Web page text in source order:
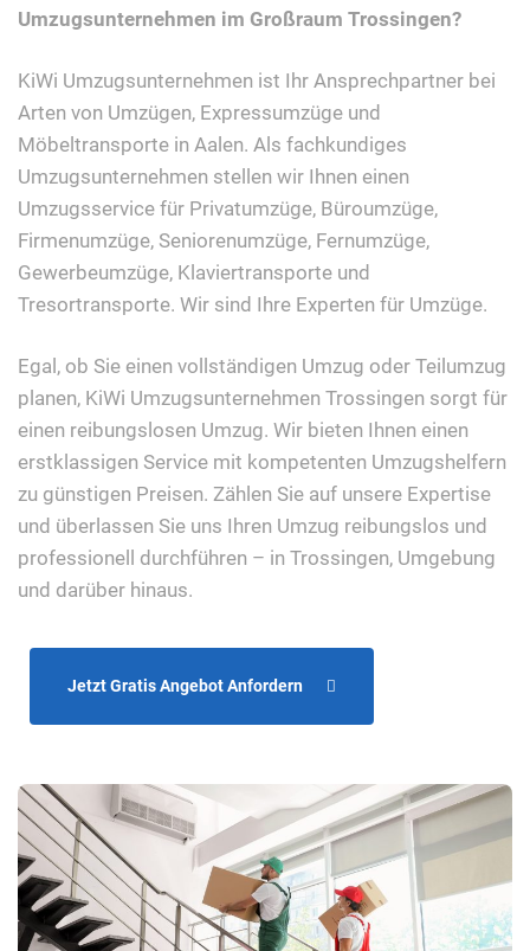
Umzugsunternehmen im Großraum Trossingen?
KiWi Umzugsunternehmen ist Ihr Ansprechpartner bei
Arten von Umzügen, Expressumzüge und
Möbeltransporte in Aalen. Als fachkundiges
Umzugsunternehmen stellen wir Ihnen einen
Umzugsservice für Privatumzüge, Büroumzüge,
Firmenumzüge, Seniorenumzüge, Fernumzüge,
Gewerbeumzüge, Klaviertransporte und
Tresortransporte. Wir sind Ihre Experten für Umzüge.
Egal, ob Sie einen vollständigen Umzug oder Teilumzug
planen, KiWi Umzugsunternehmen Trossingen sorgt für
einen reibungslosen Umzug. Wir bieten Ihnen einen
erstklassigen Service mit kompetenten Umzugshelfern
zu günstigen Preisen. Zählen Sie auf unsere Expertise
und überlassen Sie uns Ihren Umzug reibungslos und
professionell durchführen – in Trossingen, Umgebung
und darüber hinaus.
Jetzt Gratis Angebot Anfordern